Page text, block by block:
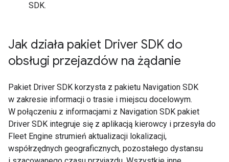
SDK.
Jak działa pakiet Driver SDK do
obsługi przejazdów na żądanie
Pakiet Driver SDK korzysta z pakietu Navigation SDK
w zakresie informacji o trasie i miejscu docelowym.
W połączeniu z informacjami z Navigation SDK pakiet
Driver SDK integruje się z aplikacją kierowcy i przesyła do
Fleet Engine strumień aktualizacji lokalizacji,
współrzędnych geograficznych, pozostałego dystansu